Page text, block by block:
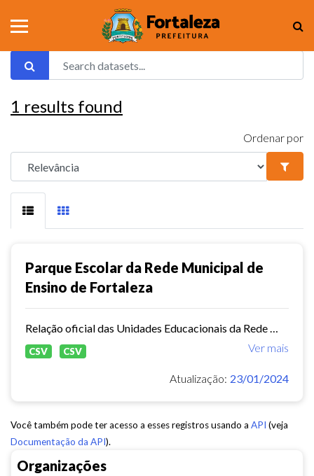
Organizações
1 results found
Ordenar por
Parque Escolar da Rede Municipal de
Ensino de Fortaleza
Ver mais
CSV CSV
Atualização: 23/01/2024
Você também pode ter acesso a esses registros usando a API (veja
Documentação da API).